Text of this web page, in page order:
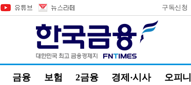
구독신청
금융 보험 2금융 경제·시사 오피